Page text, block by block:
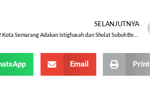
SELANJUTNYA
Email Print